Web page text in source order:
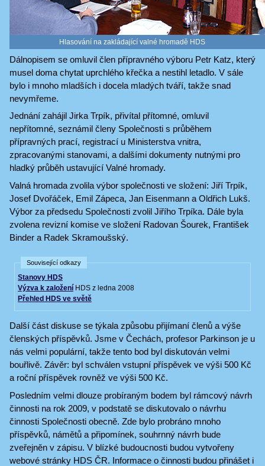
Hlasování na zakládající valné hromadě HDS
Dálnopisem se omluvil člen přípravného výboru Petr Katz, který
musel doma chytat uprchlého křečka a nestihl letadlo. V sále
bylo i mnoho mladších i docela mladých tváří, takže snad
nevymřeme.
Jednání zahájil Jirka Trpík, přivítal přítomné, omluvil
nepřítomné, seznámil členy Společnosti s průběhem
přípravných prací, registrací u Ministerstva vnitra,
zpracovanými stanovami, a dalšími dokumenty nutnými pro
hladký průběh ustavující Valné hromady.
Valná hromada zvolila výbor společnosti ve složení: Jiří Trpík,
Josef Dvořáček, Emil Zápeca, Jan Eisenmann a Oldřich Lukš.
Výbor za předsedu Společnosti zvolil Jiřího Trpíka. Dále byla
zvolena revizní komise ve složení Radovan Šourek, František
Binder a Radek Skramoušský.
Související odkazy
Stanovy HDS
Výzva k založení HDS z ledna 2008
Přehled HDS ve světě
Další část diskuse se týkala způsobu přijímaní členů a výše
členských příspěvků. Jsme v Čechách, profesor Parkinson je u
nás velmi populární, takže tento bod byl diskutován velmi
bouřlivě. Závěr: byl schválen vstupní příspěvek ve výši 500 Kč
a roční příspěvek rovněž ve výši 500 Kč.
Posledním velmi dlouze probíraným bodem byl rámcový návrh
činnosti na rok 2009, v podstatě se diskutovalo o návrhu
činnosti Společnosti obecně. Zde bylo probráno mnoho
příspěvků, námětů a připomínek, souhrnný návrh bude
zveřejněn v zápisu. V blízké budoucnosti budou vytvořeny
webové stránky HDS ČR. Informace o činnosti budou přinášet i